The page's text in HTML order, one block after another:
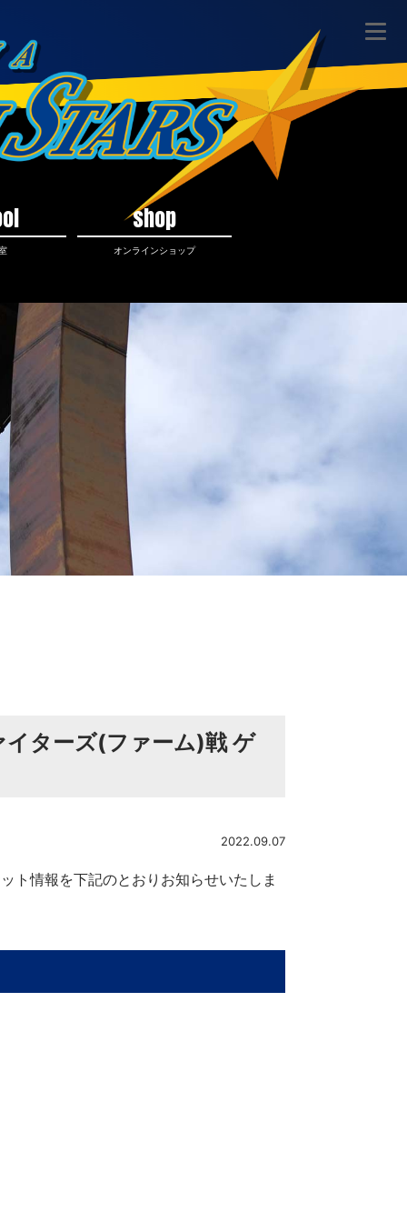
shop
オンラインショップ
ターズ(ファーム)戦 ゲ
2022.09.07
ト情報を下記のとおりお知らせいたしま